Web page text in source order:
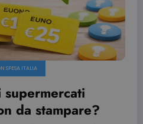
SPESA ITALIA
da stampare?